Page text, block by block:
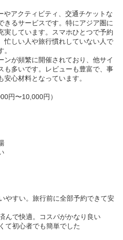
やアクティビティ、交通チケットな
きるサービスです。特にアジア圏に
実しています。スマホひとつで予約
忙しい人や旅行慣れしていない人で
ンが頻繁に開催されており、他サイ
も多いです。レビューも豊富で、事
心材料となっています。
円〜10,000円）
やすい。旅行前に全部予約できて安
んで快適。コスパがかなり良い
て初心者でも簡単でした